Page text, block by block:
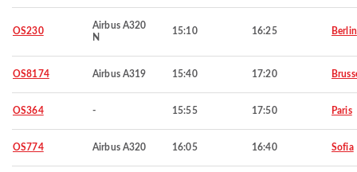
OS230
Airbus A320
N
15:10 16:25 Berlin
OS8174 Airbus A319 15:40 17:20
OS364 - 15:55 17:50 Paris
OS774 Airbus A320 16:05 16:40 Sofia